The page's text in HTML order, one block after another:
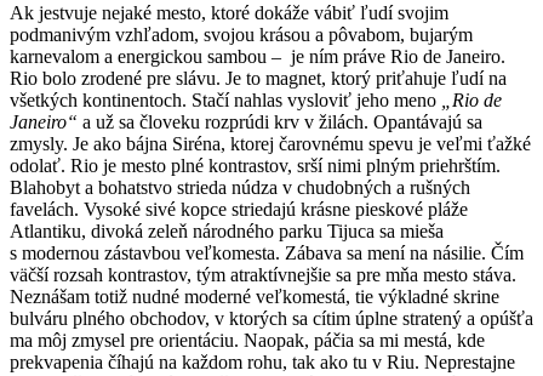
Ak jestvuje nejaké mesto, ktoré dokáže vábiť ľudí svojim
podmanivým vzhľadom, svojou krásou a pôvabom, bujarým
karnevalom a energickou sambou – je ním práve Rio de Janeiro.
Rio bolo zrodené pre slávu. Je to magnet, ktorý priťahuje ľudí na
všetkých kontinentoch. Stačí nahlas vysloviť jeho meno
„Rio de
Janeiro“ a už sa človeku rozprúdi krv v žilách. Opantávajú sa
zmysly. Je ako bájna Siréna, ktorej čarovnému spevu je veľmi ťažké
odolať. Rio je mesto plné kontrastov, srší nimi plným priehrštím.
Blahobyt a bohatstvo strieda núdza v chudobných a rušných
favelách. Vysoké sivé kopce striedajú krásne pieskové pláže
Atlantiku, divoká zeleň národného parku Tijuca sa mieša
s modernou zástavbou veľkomesta. Zábava sa mení na násilie. Čím
väčší rozsah kontrastov, tým atraktívnejšie sa pre mňa mesto stáva.
Neznášam totiž nudné moderné veľkomestá, tie výkladné skrine
bulváru plného obchodov, v ktorých sa cítim úplne stratený a opúšťa
ma môj zmysel pre orientáciu. Naopak, páčia sa mi mestá, kde
prekvapenia číhajú na každom rohu, tak ako tu v Riu. Neprestajne